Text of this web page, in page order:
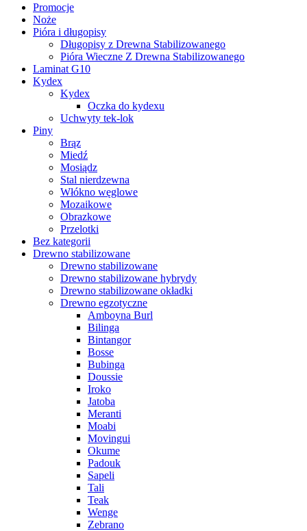
Promocje
Noże
Pióra i długopisy
Długopisy z Drewna Stabilizowanego
Pióra Wieczne Z Drewna Stabilizowanego
Laminat G10
Kydex
Kydex
Oczka do kydexu
Uchwyty tek-lok
Piny
Brąz
Miedź
Mosiądz
Stal nierdzewna
Włókno węglowe
Mozaikowe
Obrazkowe
Przelotki
Bez kategorii
Drewno stabilizowane
Drewno stabilizowane
Drewno stabilizowane hybrydy
Drewno stabilizowane okładki
Drewno egzotyczne
Amboyna Burl
Bilinga
Bintangor
Bosse
Bubinga
Doussie
Iroko
Jatoba
Meranti
Moabi
Movingui
Okume
Padouk
Sapeli
Tali
Teak
Wenge
Zebrano